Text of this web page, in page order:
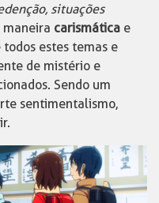
situações
carismática e
todos estes temas e
de mistério e
Sendo um
sentimentalismo,